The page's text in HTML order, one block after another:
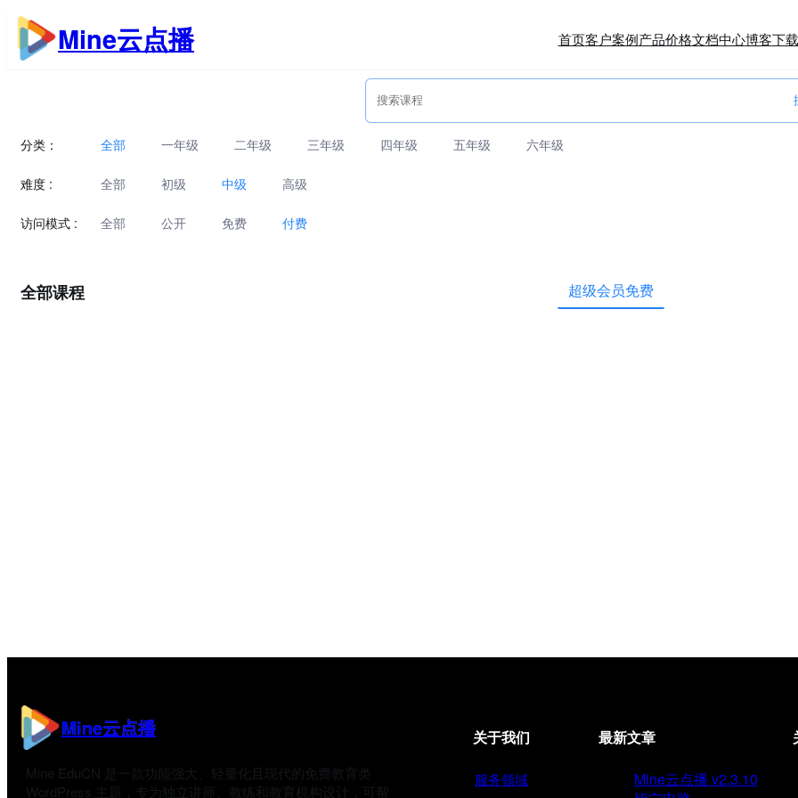
跳
至
内
Mine云点播 首页客户案例产品价格文档中心博客下载
分类： 全部 一年级 二年级 三年级 四年级 五年级 六年级
难度 : 全部 初级 中级 高级
访问模式 : 全部 公开 免费 付费
全部课程 超级会员免费
Mine云点播
Mine EduCN 是一款功能强大、轻量化且现代的免费教育类
WordPress 主题，专为独立讲师、教练和教育机构设计，可帮
关于我们
服务领域
最新文章
Mine云点播 v2.3.10